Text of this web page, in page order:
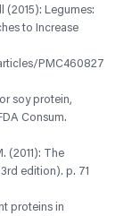
(2015): Legumes:
to Increase
PMC460827
soy protein,
Consum.
(2011): The
edition). p. 71
proteins in